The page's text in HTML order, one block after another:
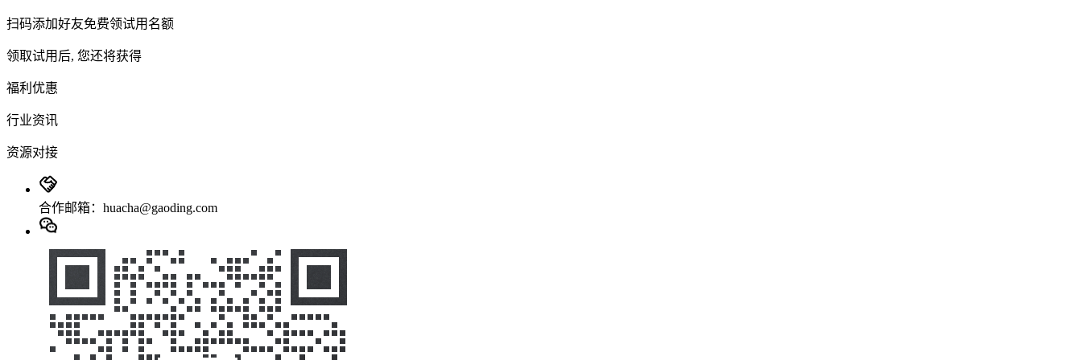
扫码添加好友免费领试用名额
领取试用后, 您还将获得
福利优惠
行业资讯
资源对接
合作邮箱：huacha@gaoding.com